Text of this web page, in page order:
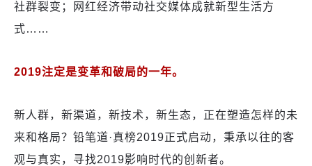
社群裂变；网红经济带动社交媒体成就新型生活方
式……
2019注定是变革和破局的一年。
新人群，新渠道，新技术，新生态，正在塑造怎样的未
来和格局？铅笔道·真榜2019正式启动，秉承以往的客
观与真实，寻找2019影响时代的创新者。